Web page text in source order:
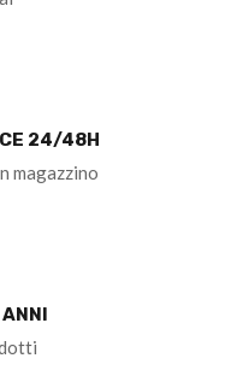
24/48H
magazzino